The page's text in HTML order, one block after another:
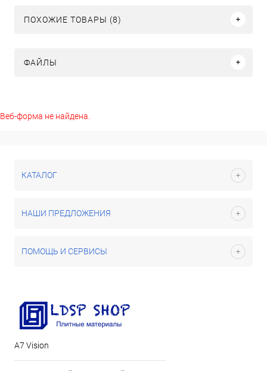
ПОХОЖИЕ ТОВАРЫ (8)
ФАЙЛЫ
Веб-форма не найдена.
КАТАЛОГ
НАШИ ПРЕДЛОЖЕНИЯ
ПОМОЩЬ И СЕРВИСЫ
А7 Vision